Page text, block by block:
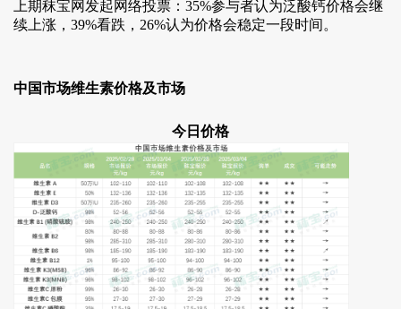
上期秣宝网发起网络投票：35%参与者认为泛酸钙价格会继
续上涨，39%看跌，26%认为价格会稳定一段时间。
中国市场维生素价格及市场
今日价格